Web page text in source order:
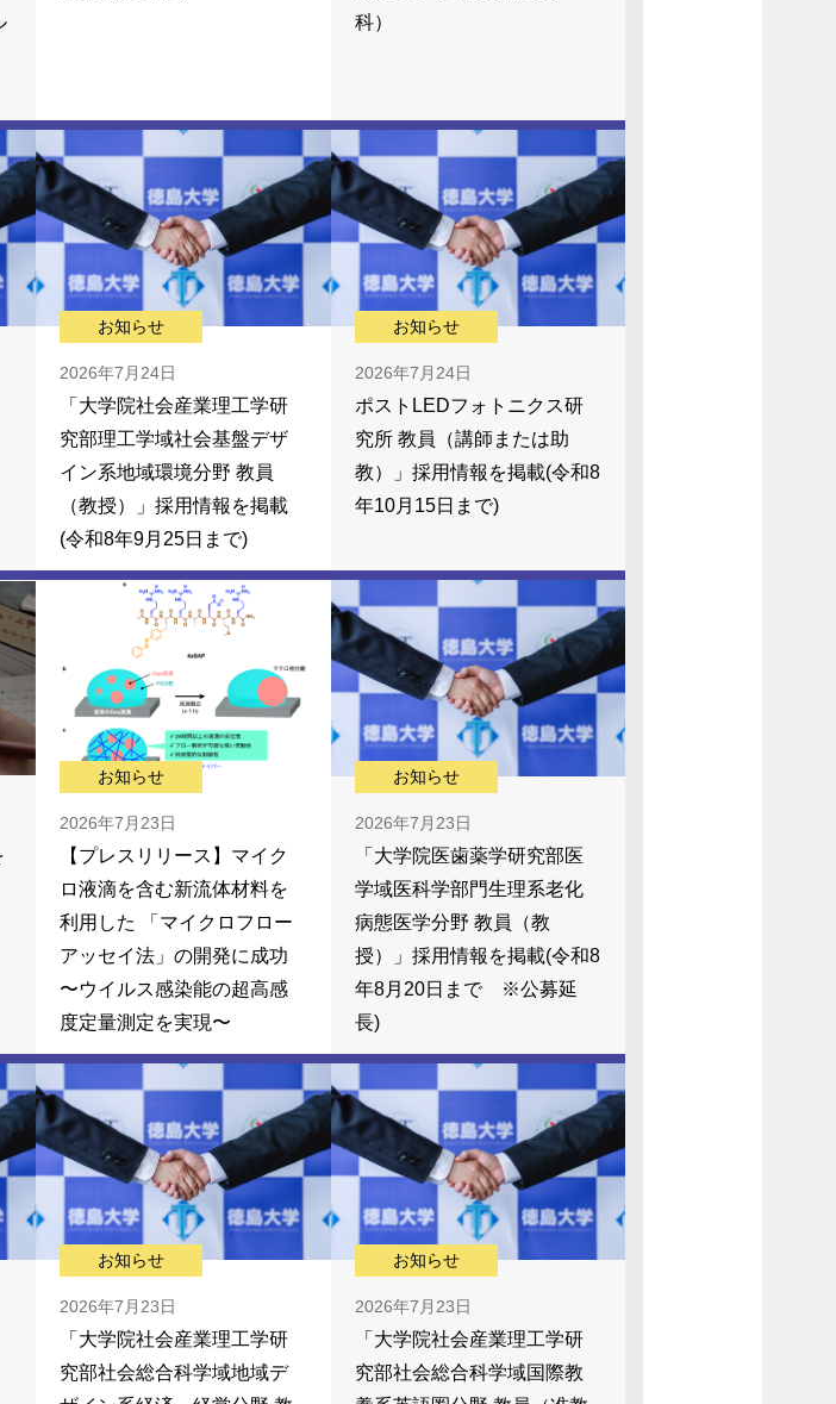
科）
お知らせ
2026年7月24日
「大学院社会産業理工学研
究部理工学域社会基盤デザ
イン系地域環境分野 教員
（教授）」採用情報を掲載
(令和8年9月25日まで)
お知らせ
2026年7月24日
ポストLEDフォトニクス研
究所 教員（講師または助
教）」採用情報を掲載(令和8
年10月15日まで)
お知らせ
2026年7月23日
【プレスリリース】マイク
ロ液滴を含む新流体材料を
利用した 「マイクロフロー
アッセイ法」の開発に成功
〜ウイルス感染能の超高感
度定量測定を実現〜
お知らせ
2026年7月23日
「大学院医歯薬学研究部医
学域医科学部門生理系老化
病態医学分野 教員（教
授）」採用情報を掲載(令和8
年8月20日まで ※公募延
長)
お知らせ
2026年7月23日
「大学院社会産業理工学研
究部社会総合科学域地域デ
お知らせ
2026年7月23日
「大学院社会産業理工学研
究部社会総合科学域国際教